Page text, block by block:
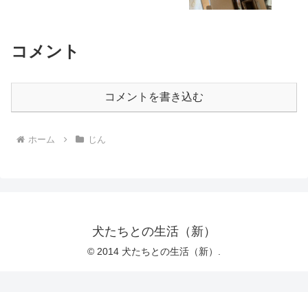
コメント
コメントを書き込む
ホーム じん
犬たちとの生活（新）
© 2014 犬たちとの生活（新）.